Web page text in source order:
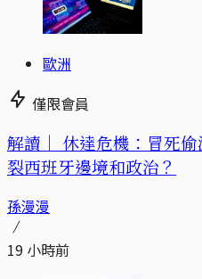
歐洲
僅限會員
解讀｜ 休達危機：冒死
裂西班牙邊境和政治？
孫漫漫
19 小時前